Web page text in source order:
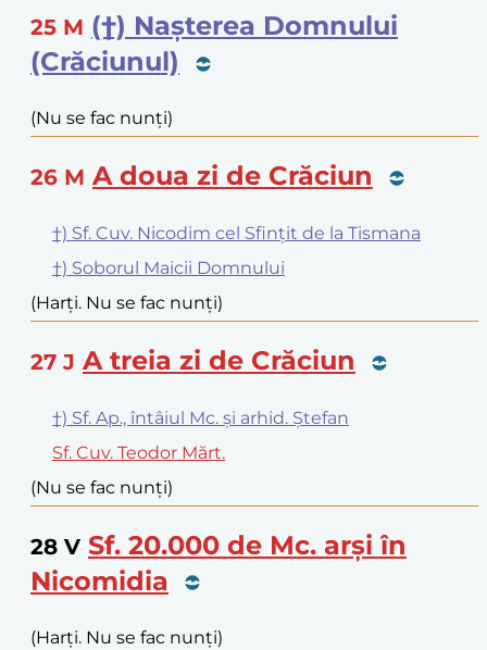
25 M (†) Nașterea Domnului
(Crăciunul)
(Nu se fac nunți)
26 M A doua zi de Crăciun
†) Sf. Cuv. Nicodim cel Sfințit de la Tismana
†) Soborul Maicii Domnului
(Harți. Nu se fac nunți)
27 J A treia zi de Crăciun
†) Sf. Ap., întâiul Mc. și arhid. Ștefan
Sf. Cuv. Teodor Mărt.
(Nu se fac nunți)
28 V Sf. 20.000 de Mc. arși în
Nicomidia
(Harți. Nu se fac nunți)